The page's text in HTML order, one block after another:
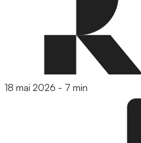
18 mai 2026 - 7 min